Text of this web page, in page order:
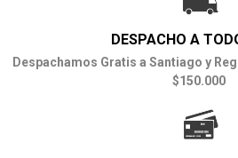
DESPACHO A
Despachamos Gratis a Santiago y
$150.000